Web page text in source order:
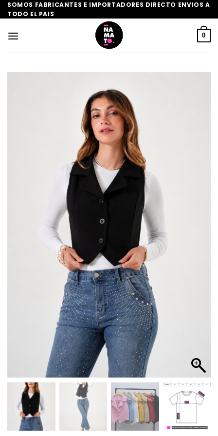
Saltar
al
contenido
SOMOS FABRICANTES E IMPORTADORES DIRECTO ENVIOS A
TODO EL PAIS
0